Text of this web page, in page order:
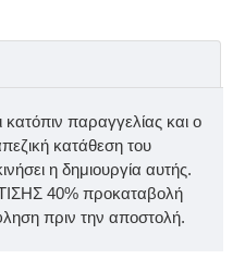
παραγγελίας και ο
κατάθεση του
η δημιουργία αυτής.
40% προκαταβολή
πριν την αποστολή.